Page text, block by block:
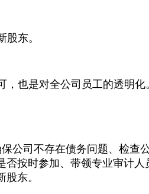
东。
也是对全公司员工的透明化
公司不存在债务问题、检查
按时参加、带领专业审计人
东。